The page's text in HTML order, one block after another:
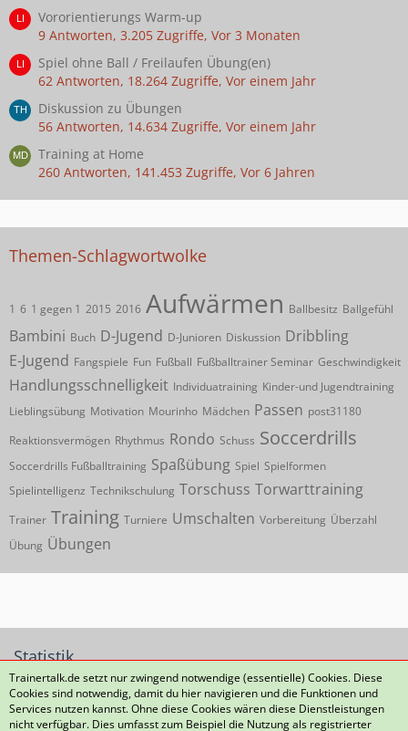
Vororientierungs Warm-up
9 Antworten, 3.205 Zugriffe, Vor 3 Monaten
Spiel ohne Ball / Freilaufen Übung(en)
62 Antworten, 18.264 Zugriffe, Vor einem Jahr
Diskussion zu Übungen
56 Antworten, 14.634 Zugriffe, Vor einem Jahr
Training at Home
260 Antworten, 141.453 Zugriffe, Vor 6 Jahren
Themen-Schlagwortwolke
1 6 1 gegen 1 2015 2016 Aufwärmen Ballbesitz Ballgefühl
Bambini Buch D-Jugend D-Junioren Diskussion Dribbling
E-Jugend Fangspiele Fun Fußball Fußballtrainer Seminar Geschwindigkeit
Handlungsschnelligkeit Individuatraining Kinder-und Jugendtraining
Lieblingsübung Motivation Mourinho Mädchen Passen post31180
Reaktionsvermögen Rhythmus Rondo Schuss Soccerdrills
Soccerdrills Fußballtraining Spaßübung Spiel Spielformen
Spielintelligenz Technikschulung Torschuss Torwarttraining
Trainer Training Turniere Umschalten Vorbereitung Überzahl
Übung Übungen
Statistik
172 Themen 2.385 Beiträge (0,4 Beiträge pro Tag)
Trainertalk.de setzt nur zwingend notwendige (essentielle) Cookies. Diese
Cookies sind notwendig, damit du hier navigieren und die Funktionen und
Services nutzen kannst. Ohne diese Cookies wären diese Dienstleistungen
nicht verfügbar. Dies umfasst zum Beispiel die Nutzung als registrierter